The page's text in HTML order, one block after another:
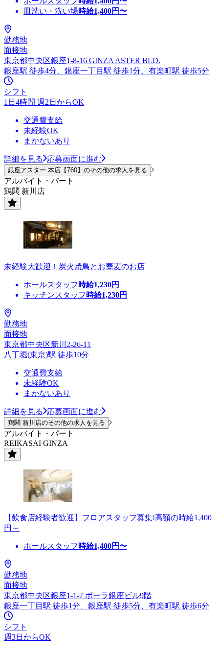
皿洗い・洗い場時給1,400円〜
勤務地
面接地
東京都中央区銀座1-8-16 GINZA ASTER BLD.
銀座駅 徒歩4分、銀座一丁目駅 徒歩1分、有楽町駅 徒歩5分
シフト
1日4時間 週2日からOK
交通費支給
未経験OK
まかないあり
詳細を見る 応募画面に進む
銀座アスター 本店【760】のその他の求人を見る
アルバイト・パート
鶏鬨 新川店
未経験大歓迎！炭火焼鳥とお蕎麦のお店
ホールスタッフ 時給1,230円
キッチンスタッフ 時給1,230円
勤務地
面接地
東京都中央区新川2-26-11
八丁堀(東京)駅 徒歩10分
交通費支給
未経験OK
まかないあり
詳細を見る 応募画面に進む
鶏鬨 新川店のその他の求人を見る
アルバイト・パート
REIKASAI GINZA
【飲食店経験者歓迎】フロアスタッフ募集!高額の時給1,400
円～
ホールスタッフ 時給1,400円〜
勤務地
面接地
東京都中央区銀座1-1-7 ポーラ銀座ビル9階
銀座一丁目駅 徒歩1分、銀座駅 徒歩5分、有楽町駅 徒歩6分
シフト
週3日からOK